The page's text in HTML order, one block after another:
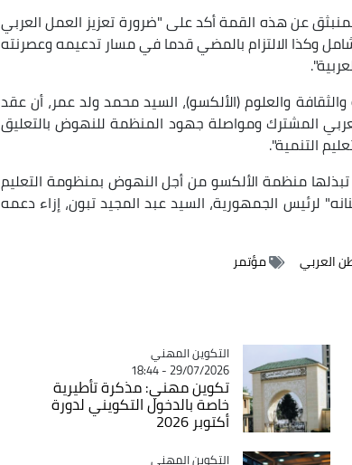
عن هذه القمة أكد على "ضرورة تعزيز العمل العربي
وكذا الالتزام بالمضي قدما في مسار تدعيمه وعصرنته
والعلوم (الألكسو)، السيد محمد ولد عمر، أن عقد
المشترك ومواصلة جهود المنظمة للنهوض بالتعليق
التنمية".
تبذلها منظمة الألكسو من أجل النهوض بمنظومة التعليم
لرئيس الجمهورية، السيد عبد المجيد تبون، إزاء دعمه
العربي مؤتمر
Catégorie
التكوين المهني
29/07/2026 - 18:44
تكوين مهني: مذكرة تأطيرية
خاصة بالدخول التكويني لدورة
أكتوبر 2026
Catégorie
التكوين المهني